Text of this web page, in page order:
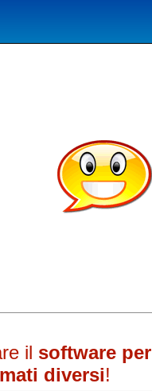
il software per
diversi!